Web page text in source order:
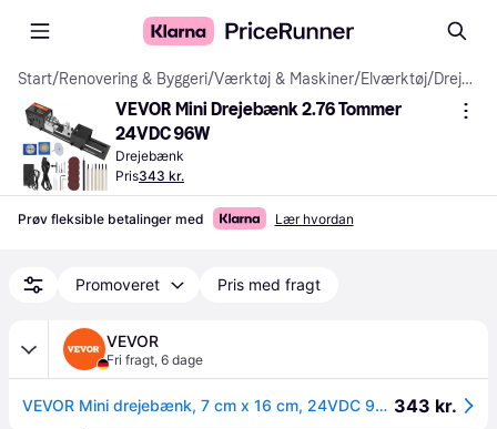
Start/Renovering & Byggeri/Værktøj & Maskiner/Elværktøj/ Drejebænke
VEVOR Mini Drejebænk 2.76 Tommer
24VDC 96W
Drejebænk
Pris343 kr.
Prøv fleksible betalinger med Lær hvordan
Promoveret Pris med fragt
VEVOR
Fri fragt, 6 dage
VEVOR Mini drejebænk, 7 cm x 16 cm, 24VDC 96W Mini trædrejebænk Værktøj Fræsemaskine Tilbehør, 7 hastigheder 4220/5300/5650/6350/6660/7050/8450 o/min, til gør-det-selv træbearbejdning Træboremaskine Roterende værktøj 343 kr.